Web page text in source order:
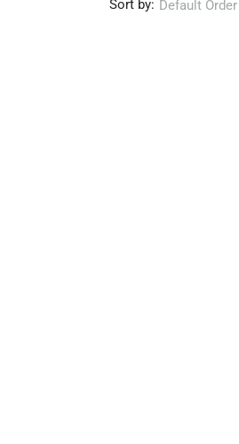
Sort by: Default Order